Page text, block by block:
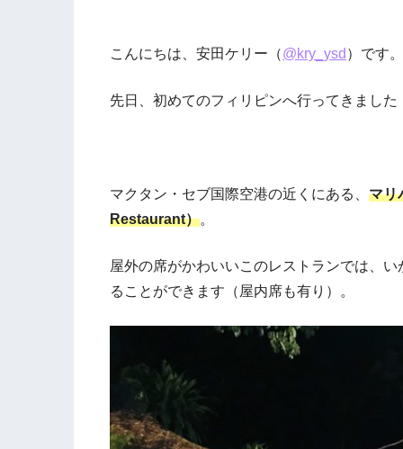
こんにちは、安田ケリー（@kry_ysd ）です。
先日、初めてのフィリピンへ行ってきました
マクタン・セブ国際空港の近くにある、 マリ
Restaurant）。
屋外の席がかわいいこのレストランでは、
ることができます（屋内席も有り）。